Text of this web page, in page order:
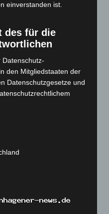
einverstanden ist.
des für die
Datenschutz-
den Mitgliedstaaten der
Datenschutzgesetze und